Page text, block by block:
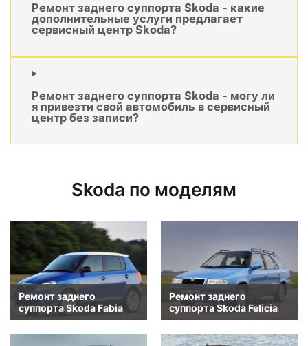
Ремонт заднего суппорта Skoda - какие
дополнительные услуги предлагает
сервисный центр Skoda?
Ремонт заднего суппорта Skoda - могу ли
я привезти свой автомобиль в сервисный
центр без записи?
Skoda по моделям
Ремонт заднего
суппорта Skoda Fabia
Ремонт заднего
суппорта Skoda Felicia